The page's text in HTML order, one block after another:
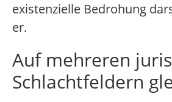
existenzielle Bedrohung
er.
Auf mehreren
Schlachtfeldern